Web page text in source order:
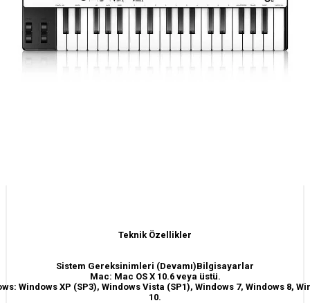
Teknik Özellikler
Sistem Gereksinimleri (Devamı)Bilgisayarlar
Mac: Mac OS X 10.6 veya üstü.
Windows XP (SP3), Windows Vista (SP1), Windows 7, Windows 8,
10.